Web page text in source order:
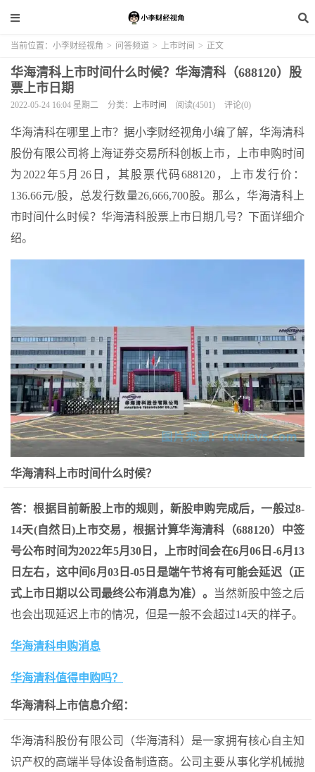
当前位置： 小李财经视角 > 问答频道 > 上市时间 > 正文
华海清科上市时间什么时候？华海清科（688120）股
票上市日期
2022-05-24 16:04 星期二 分类： 上市时间 阅读(4501) 评论(0)
华海清科在哪里上市？据小李财经视角小编了解，华海清科
股份有限公司将上海证券交易所科创板上市，上市申购时间
为2022年5月26日，其股票代码688120，上市发行价：
136.66元/股，总发行数量26,666,700股。那么，华海清科上
市时间什么时候？华海清科股票上市日期几号？下面详细介
绍。
华海清科上市时间什么时候？
答：根据目前新股上市的规则，新股申购完成后，一般过8-
14天(自然日)上市交易，根据计算华海清科（688120）中签
号公布时间为2022年5月30日，上市时间会在6月06日-6月13
日左右，这中间6月03日-05日是端午节将有可能会延迟（正
式上市日期以公司最终公布消息为准）。 当然新股中签之后
也会出现延迟上市的情况，但是一般不会超过14天的样子。
华海清科申购消息
华海清科值得申购吗？
华海清科上市信息介绍：
华海清科股份有限公司（华海清科）是一家拥有核心自主知
识产权的高端半导体设备制造商。公司主要从事化学机械抛